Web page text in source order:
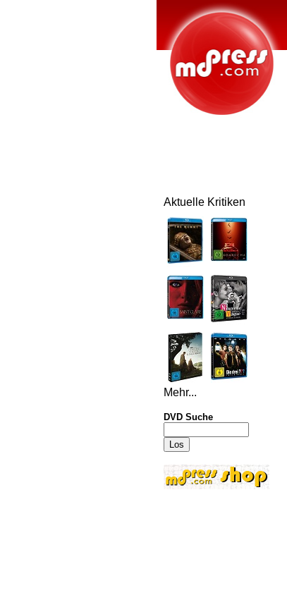
Aktuelle Kritiken
Mehr...
DVD Suche